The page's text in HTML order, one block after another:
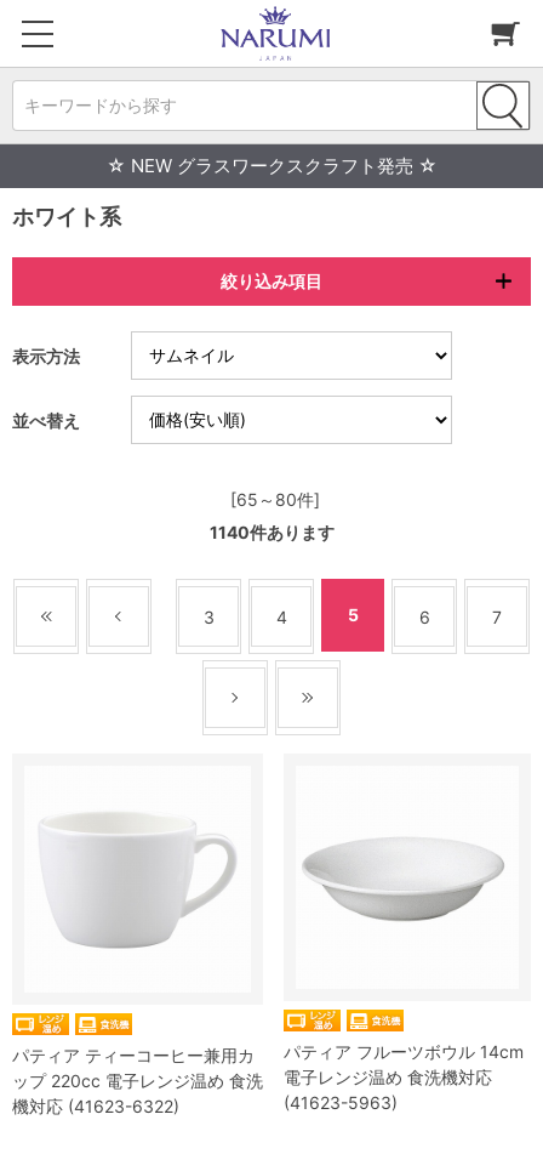
キーワードから探す
☆ NEW グラスワークスクラフト発売 ☆
ホワイト系
絞り込み項目
表示方法
並べ替え
[65～80件]
1140件あります
3 4 5 6 7
パティア ティーコーヒー兼用カ
ップ 220cc 電子レンジ温め 食洗
機対応 (41623-6322)
パティア フルーツボウル 14cm
電子レンジ温め 食洗機対応
(41623-5963)